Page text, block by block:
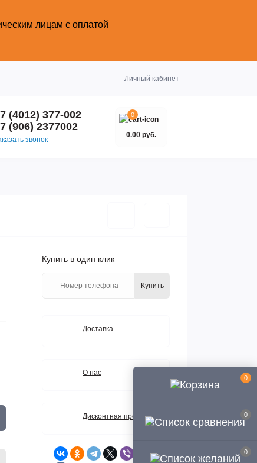
0
0
0
лицам с оплатой
Личный кабинет
(4012) 377-002
(906) 2377002
звонок
0
0.00 руб.
Купить в один клик
Купить
Доставка
О нас
Дисконтная программа